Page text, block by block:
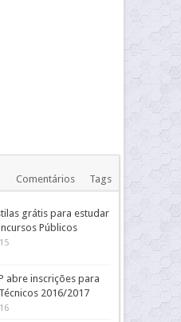
Comentários Tags
grátis para estudar
Públicos
abre inscrições para
2016/2017